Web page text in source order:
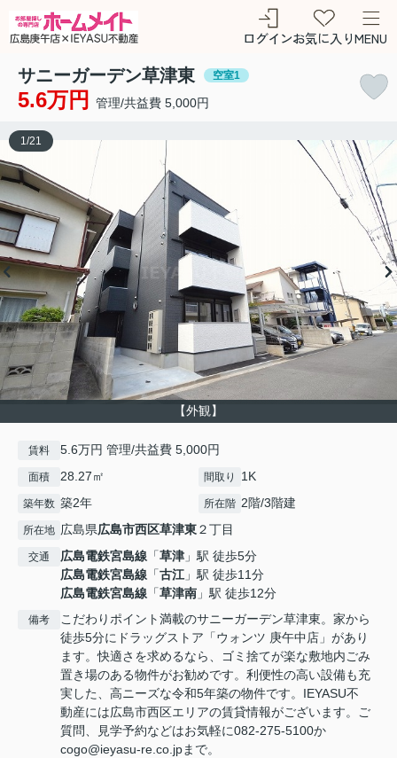
ログインお気に入りMENU
サニーガーデン草津東 空室1
5.6万円 管理/共益費 5,000円
【外観】
1 /21
賃料 5.6万円 管理/共益費 5,000円
面積 28.27㎡ 間取り 1K
築年数 築2年 所在階 2階/3階建
所在地 広島県広島市西区草津東２丁目
交通 広島電鉄宮島線 「草津 」駅 徒歩5分
広島電鉄宮島線 「古江 」駅 徒歩11分
広島電鉄宮島線 「草津南 」駅 徒歩12分
備考
こだわりポイント満載のサニーガーデン草津東。家から
徒歩5分にドラッグストア「ウォンツ 庚午中店」があり
ます。快適さを求めるなら、ゴミ捨てが楽な敷地内ごみ
置き場のある物件がお勧めです。利便性の高い設備も充
実した、高ニーズな令和5年築の物件です。IEYASU不
動産には広島市西区エリアの賃貸情報がございます。ご
質問、見学予約などはお気軽に082-275-5100か
cogo@ieyasu-re.co.jpまで。